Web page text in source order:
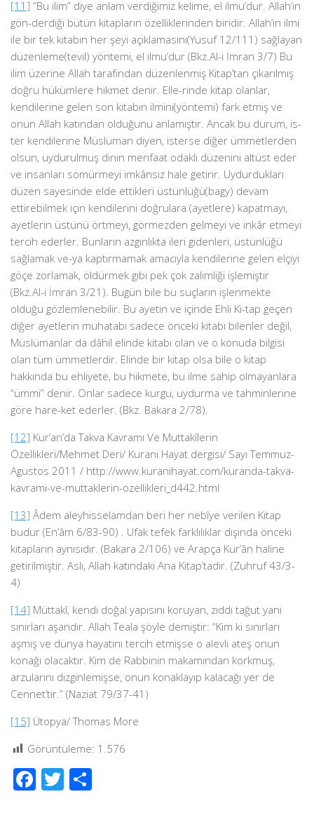
[11] “Bu ilim” diye anlam verdiğimiz kelime, el ilmu’dur. Allah’ın
gön-derdiği bütün kitapların özelliklerinden biridir. Allah’ın ilmi
ile bir tek kitabın her şeyi açıklamasını(Yusuf 12/111) sağlayan
düzenleme(tevil) yöntemi, el ilmu’dur (Bkz.Al-i İmran 3/7) Bu
ilim üzerine Allah tarafından düzenlenmiş Kitap’tan çıkarılmış
doğru hükümlere hikmet denir. Elle-rinde kitap olanlar,
kendilerine gelen son kitabın ilmini(yöntemi) fark etmiş ve
onun Allah katından olduğunu anlamıştır. Ancak bu durum, is-
ter kendilerine Müslüman diyen, isterse diğer ümmetlerden
olsun, uydurulmuş dinin menfaat odaklı düzenini altüst eder
ve insanları sömürmeyi imkânsız hale getirir. Uydurdukları
düzen sayesinde elde ettikleri üstünlüğü(bagy) devam
ettirebilmek için kendilerini doğrulara (ayetlere) kapatmayı,
ayetlerin üstünü örtmeyi, görmezden gelmeyi ve inkâr etmeyi
tercih ederler. Bunların azgınlıkta ileri gidenleri, üstünlüğü
sağlamak ve-ya kaptırmamak amacıyla kendilerine gelen elçiyi
göçe zorlamak, öldürmek gibi pek çok zalimliği işlemiştir
(Bkz.Al-i İmran 3/21). Bugün bile bu suçların işlenmekte
olduğu gözlemlenebilir. Bu ayetin ve içinde Ehli Ki-tap geçen
diğer ayetlerin muhatabı sadece önceki kitabı bilenler değil,
Müslümanlar da dâhil elinde kitabı olan ve o konuda bilgisi
olan tüm ümmetlerdir. Elinde bir kitap olsa bile o kitap
hakkında bu ehliyete, bu hikmete, bu ilme sahip olmayanlara
“ümmi” denir. Onlar sadece kurgu, uydurma ve tahminlerine
göre hare-ket ederler. (Bkz. Bakara 2/78).
[12] Kur’an’da Takva Kavramı Ve Muttakîlerin
Özellikleri/Mehmet Deri/ Kurani Hayat dergisi/ Sayı Temmuz-
Agustos 2011 / http://www.kuranihayat.com/kuranda-takva-
kavrami-ve-muttaklerin-ozellikleri_d442.html
[13] Âdem aleyhisselamdan beri her nebîye verilen Kitap
budur (En’âm 6/83-90) . Ufak tefek farklılıklar dışında önceki
kitapların aynısıdır. (Bakara 2/106) ve Arapça Kur’ân haline
getirilmiştir. Aslı, Allah katındaki Ana Kitap’tadır. (Zuhruf 43/3-
4)
[14] Müttakî, kendi doğal yapısını koruyan, zıddı tağut yani
sınırları aşandır. Allah Teala şöyle demiştir: “Kim ki sınırları
aşmış ve dünya hayatını tercih etmişse o alevli ateş onun
konağı olacaktır. Kim de Rabbinin makamından korkmuş,
arzularını dizginlemişse, onun konaklayıp kalacağı yer de
Cennet’tir.” (Naziat 79/37-41)
[15] Ütopya/ Thomas More
Görüntüleme: 1.576
Facebook
Twitter